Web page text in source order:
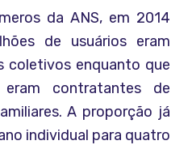
da ANS, em 2014
de usuários eram
coletivos enquanto que
contratantes de
A proporção já
individual para quatro